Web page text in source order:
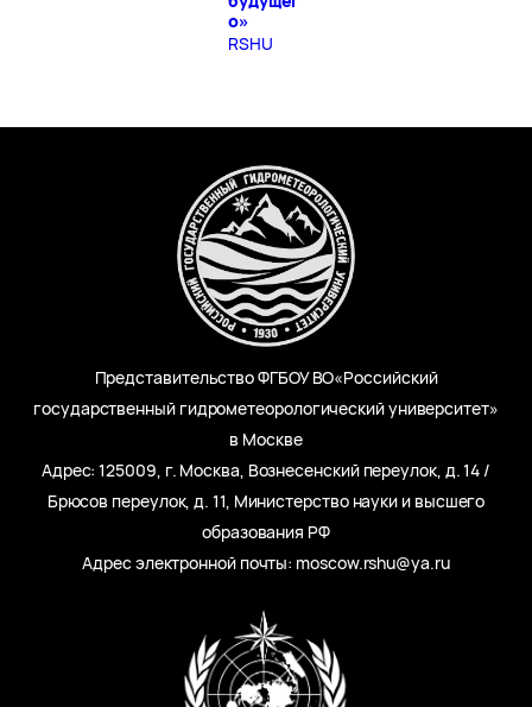
о»
RSHU
Представительство ФГБОУ ВО«Российский
государственный гидрометеорологический университет»
в Москве
Адрес: 125009, г. Москва, Вознесенский переулок, д. 14 /
Брюсов переулок, д. 11, Министерство науки и высшего
образования РФ
Адрес электронной почты: moscow.rshu@ya.ru